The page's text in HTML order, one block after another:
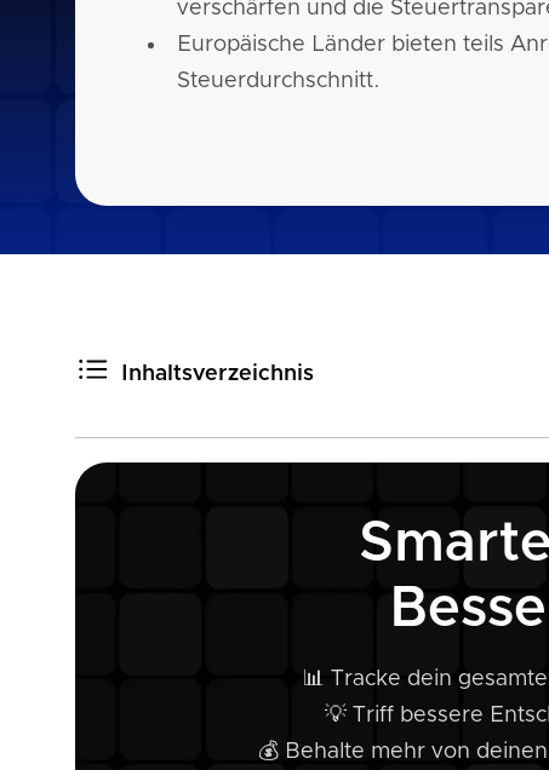
verschärfen und die
Europäische Länder bieten teils
Steuerdurchschnitt.
Inhaltsverzeichnis
Krypto-Steueroasen
Strenge Steuersysteme mit aggressiver Durchsetzung
Steuersätze & Regionale Einblicke
CARF und die Auswirkungen auf den Markt
📊 Tracke dein
💡 Triff bessere
💰 Behalte mehr von